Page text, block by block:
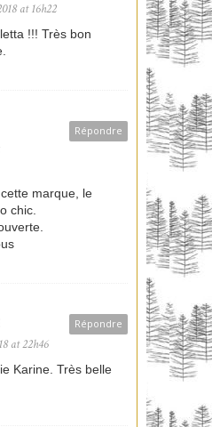
at 16h22
!!! Très bon
Répondre
marque, le
chic.
Répondre
at 22h46
Karine. Très belle